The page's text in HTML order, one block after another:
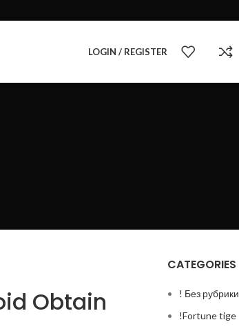
LOGIN / REGISTER
Obtain
CATEGORIES
! Без рубрики
!Fortune tige